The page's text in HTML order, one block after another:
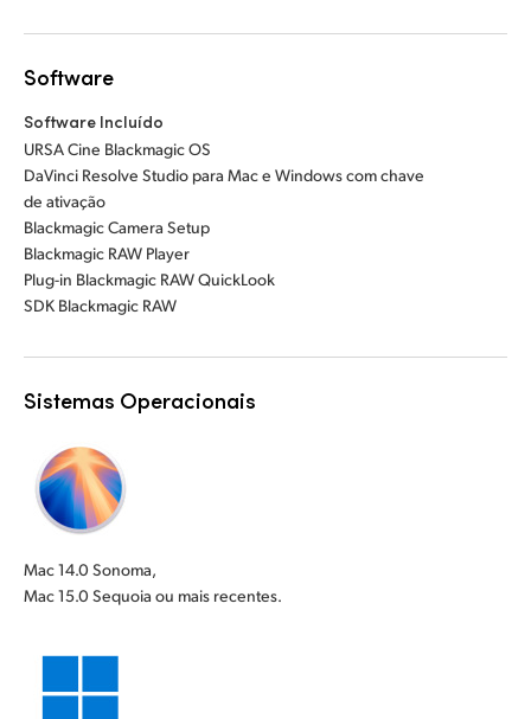
Software
Software Incluído
URSA Cine Blackmagic OS
DaVinci Resolve Studio para Mac e Windows com chave
de ativação
Blackmagic Camera Setup
Blackmagic RAW Player
Plug-in Blackmagic RAW QuickLook
SDK Blackmagic RAW
Sistemas Operacionais
Mac 14.0 Sonoma,
Mac 15.0 Sequoia ou mais recentes.